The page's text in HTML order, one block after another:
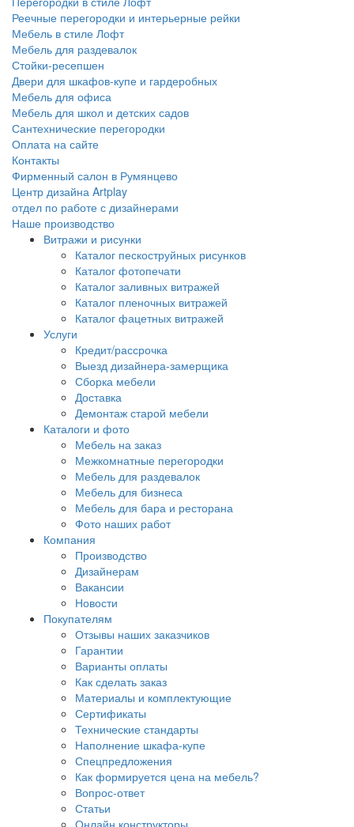
Реечные перегородки и интерьерные рейки
Мебель в стиле Лофт
Мебель для раздевалок
Стойки-ресепшен
Двери для шкафов-купе и гардеробных
Мебель для офиса
Мебель для школ и детских садов
Сантехнические перегородки
Оплата на сайте
Контакты
Фирменный салон в Румянцево
Центр дизайна Artplay
отдел по работе с дизайнерами
Наше производство
Витражи и рисунки
Каталог пескоструйных рисунков
Каталог фотопечати
Каталог заливных витражей
Каталог пленочных витражей
Каталог фацетных витражей
Услуги
Кредит/рассрочка
Выезд дизайнера-замерщика
Сборка мебели
Доставка
Демонтаж старой мебели
Каталоги и фото
Мебель на заказ
Межкомнатные перегородки
Мебель для раздевалок
Мебель для бизнеса
Мебель для бара и ресторана
Фото наших работ
Компания
Производство
Дизайнерам
Вакансии
Новости
Покупателям
Отзывы наших заказчиков
Гарантии
Варианты оплаты
Как сделать заказ
Материалы и комплектующие
Сертификаты
Технические стандарты
Наполнение шкафа-купе
Спецпредложения
Как формируется цена на мебель?
Вопрос-ответ
Статьи
Онлайн конструкторы